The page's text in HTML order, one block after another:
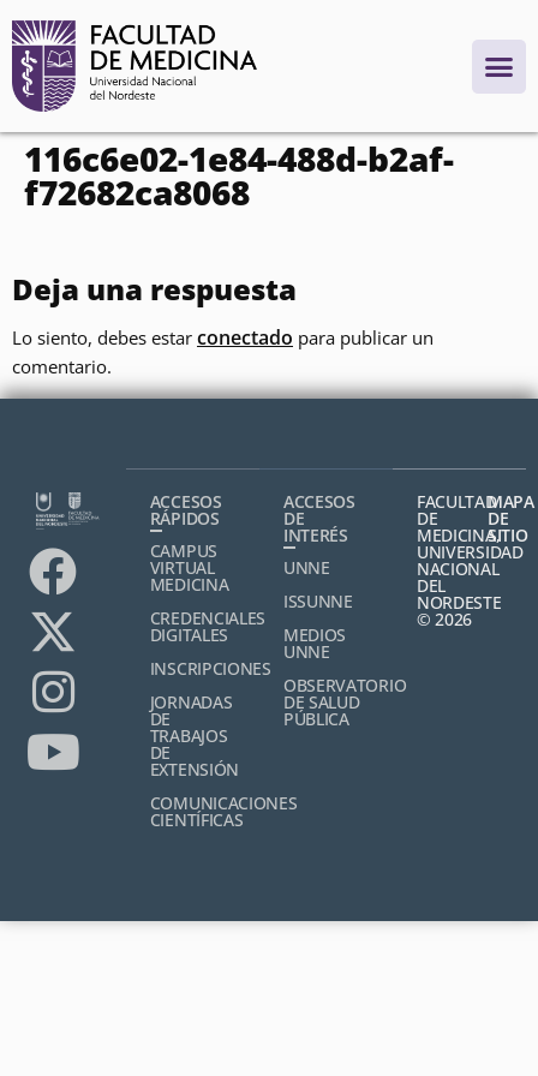
contenido
116c6e02-1e84-488d-b2af-
f72682ca8068
Deja una respuesta
Lo siento, debes estar conectado para publicar un
comentario.
ACCESOS
RÁPIDOS
CAMPUS
VIRTUAL
MEDICINA
CREDENCIALES
DIGITALES
INSCRIPCIONES
JORNADAS
DE
TRABAJOS
DE
EXTENSIÓN
COMUNICACIONES
CIENTÍFICAS
ACCESOS
DE
INTERÉS
UNNE
ISSUNNE
MEDIOS
UNNE
OBSERVATORIO
DE SALUD
PÚBLICA
FACULTAD
DE
MEDICINA,
UNIVERSIDAD
NACIONAL
DEL
NORDESTE
© 2026
MAPA
DE
SITIO